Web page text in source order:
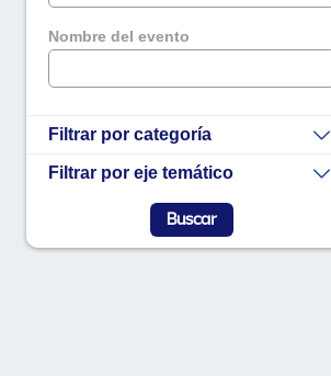
Nombre del evento
Filtrar por categoría
Filtrar por eje temático